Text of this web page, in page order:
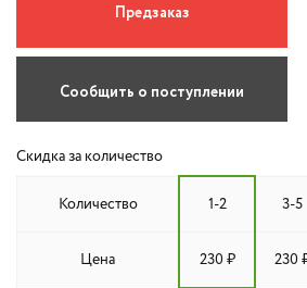
Предзаказ
Сообщить о поступлении
Скидка за количество
Количество 1-2 3-5
Цена 230 ₽ 230